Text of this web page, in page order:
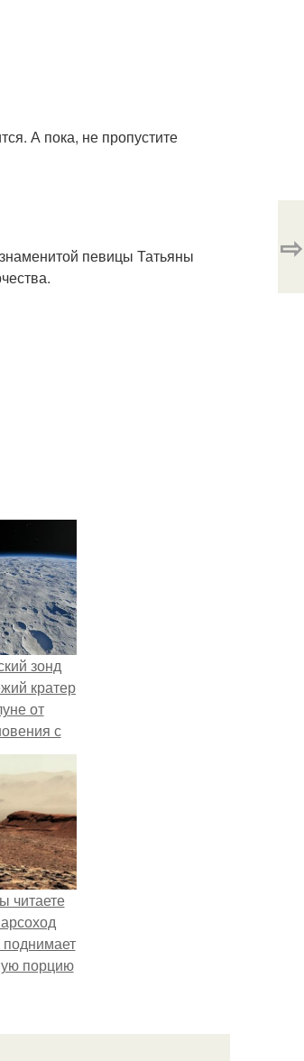
А пока, не пропустите
певицы Татьяны
⇨
зонд
кратер
от
с
Falcon 9.
читаете
порцию